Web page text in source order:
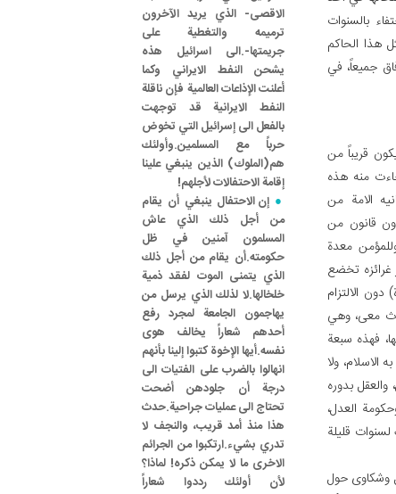
بالسنوات
هذا الحاكم
جميعاً، في
قريباً من
منه هذه
الامة من
قانون من
معدة
تخضع
الالتزام
معى، وهي
فهذه سبعة
ولا
بدوره
العدل،
لسنوات قليلة
وشكاوى حول
الاقصى- الذي يريد الآخرون
ترميمه والتغطية على
جريمتها-.الى اسرائيل هذه
يشحن النفط الايراني وكما
أعلنت الإذاعات العالمية فإن ناقلة
النفط الايرانية قد توجهت
بالفعل الى إسرائيل التي تخوض
حرباً مع المسلمين.وأولئك
هم(الملوك) الذين ينبغي علينا
إقامة الاحتفالات لأجلهم!
إن الاحتفال ينبغي أن يقام
من أجل ذلك الذي عاش
المسلمون آمنين في ظل
حكومته.أن يقام من أجل ذلك
الذي يتمنى الموت لفقد ذمية
خلخالها.لا لذلك الذي يرسل من
يهاجمون الجامعة لمجرد رفع
أحدهم شعاراً يخالف هوى
نفسه.أيها الإخوة كتبوا إلينا بأنهم
انهالوا بالضرب على الفتيات الى
درجة أن جلودهن أضحت
تحتاج الى عمليات جراحية.حدث
هذا منذ أمد قريب، والنجف لا
تدري بشي‏ء.ارتكبوا من الجرائم
الاخرى ما لا يمكن ذكره! لماذا؟
لأن أولئك رددوا شعاراً